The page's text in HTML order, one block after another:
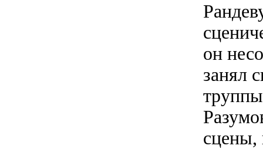
он
занял
сцены,